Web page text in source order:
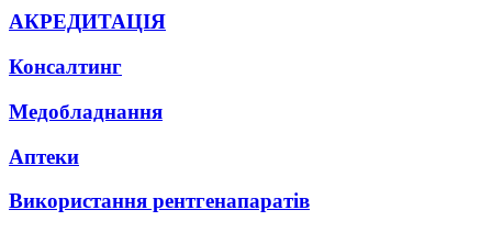
АКРЕДИТАЦІЯ
Консалтинг
Медобладнання
Аптеки
Використання рентгенапаратів